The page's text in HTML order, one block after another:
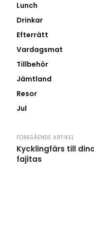
Lunch
Drinkar
Efterrätt
Vardagsmat
Tillbehör
Jämtland
Resor
Jul
FÖREGÅENDE ARTIKEL
Kycklingfärs till
fajitas